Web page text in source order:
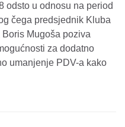
odsto u odnosu na period
čega predsjednik Kluba
Mugoša poziva
za dodatno
umanjenje PDV-a kako